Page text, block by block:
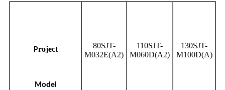
Project
Model
80SJT-
M032E(A2)
110SJT-
M060D(A2)
130SJT-
M100D(A)